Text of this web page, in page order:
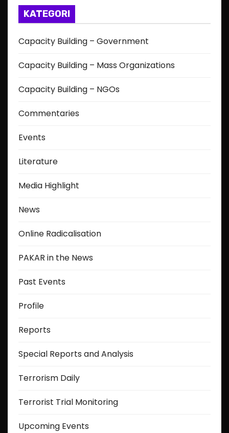
KATEGORI
Capacity Building – Government
Capacity Building – Mass Organizations
Capacity Building – NGOs
Commentaries
Events
Literature
Media Highlight
News
Online Radicalisation
PAKAR in the News
Past Events
Profile
Reports
Special Reports and Analysis
Terrorism Daily
Terrorist Trial Monitoring
Upcoming Events